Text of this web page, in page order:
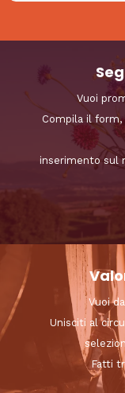
Vuoi
Compila il
inserimento sul
Vuoi
Unisciti al
Fatti